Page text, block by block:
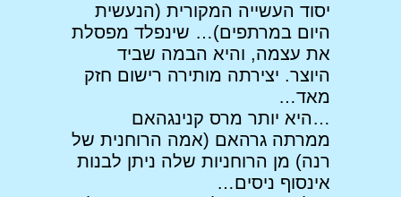
יסוד העשייה המקורית (הנעשית
היום במרתפים)… שינפלד מפסלת
את עצמה, והיא הבמה שביד
היוצר. יצירתה מותירה רישום חזק
מאד…
…היא יותר מרס קנינגהאם
ממרתה גרהאם (אמה הרוחנית של
רנה) מן הרוחניות שלה ניתן לבנות
אינסוף ניסים…